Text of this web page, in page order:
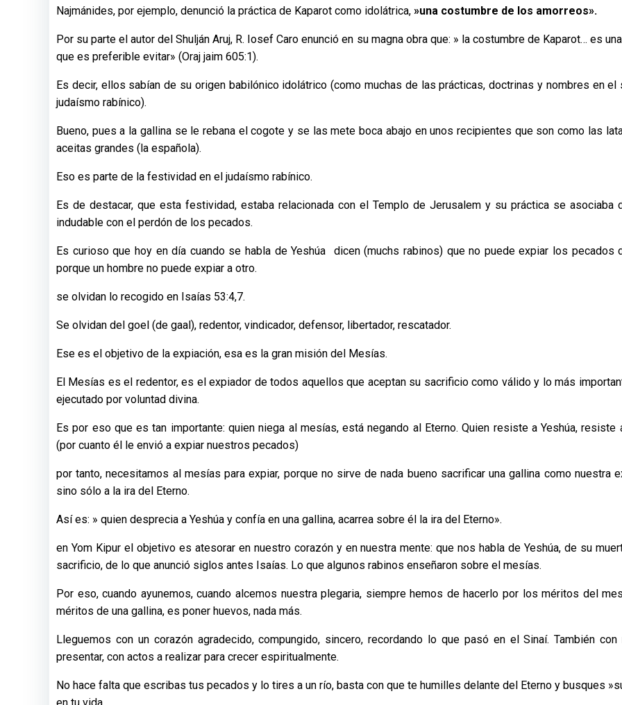
Najmánides, por ejemplo, denunció la práctica de Kaparot como idolátrica, »una costumbre de los amorreos».
Por su parte el autor del Shulján Aruj, R. Iosef Caro enunció en su magna obra que: » la costumbre de Kaparot… es
que es preferible evitar» (Oraj jaim 605:1).
Es decir, ellos sabían de su origen babilónico idolátrico (como muchas de las prácticas, doctrinas y nombres en el
judaísmo rabínico).
Bueno, pues a la gallina se le rebana el cogote y se las mete boca abajo en unos recipientes que son como las
aceitas grandes (la española).
Eso es parte de la festividad en el judaísmo rabínico.
Es de destacar, que esta festividad, estaba relacionada con el Templo de Jerusalem y su práctica se asociaba
indudable con el perdón de los pecados.
Es curioso que hoy en día cuando se habla de Yeshúa dicen (muchs rabinos) que no puede expiar los pecados
porque un hombre no puede expiar a otro.
se olvidan lo recogido en Isaías 53:4,7.
Se olvidan del goel (de gaal), redentor, vindicador, defensor, libertador, rescatador.
Ese es el objetivo de la expiación, esa es la gran misión del Mesías.
El Mesías es el redentor, es el expiador de todos aquellos que aceptan su sacrificio como válido y lo más
ejecutado por voluntad divina.
Es por eso que es tan importante: quien niega al mesías, está negando al Eterno. Quien resiste a Yeshúa, resiste
(por cuanto él le envió a expiar nuestros pecados)
por tanto, necesitamos al mesías para expiar, porque no sirve de nada bueno sacrificar una gallina como nuestra
sino sólo a la ira del Eterno.
Así es: » quien desprecia a Yeshúa y confía en una gallina, acarrea sobre él la ira del Eterno».
en Yom Kipur el objetivo es atesorar en nuestro corazón y en nuestra mente: que nos habla de Yeshúa, de su
sacrificio, de lo que anunció siglos antes Isaías. Lo que algunos rabinos enseñaron sobre el mesías.
Por eso, cuando ayunemos, cuando alcemos nuestra plegaria, siempre hemos de hacerlo por los méritos del
méritos de una gallina, es poner huevos, nada más.
Lleguemos con un corazón agradecido, compungido, sincero, recordando lo que pasó en el Sinaí. También
presentar, con actos a realizar para crecer espiritualmente.
No hace falta que escribas tus pecados y lo tires a un río, basta con que te humilles delante del Eterno y busques